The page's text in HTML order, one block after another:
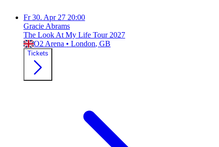
Fr 30. Apr 27 20:00
Gracie Abrams
The Look At My Life Tour 2027
O2 Arena • London, GB
Tickets